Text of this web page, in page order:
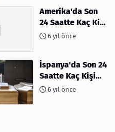
Amerika'da Son
24 Saatte Kaç Kişi
Öldü - 06 Nisan
6 yıl önce
İspanya'da Son 24
Saatte Kaç Kişi
Öldü6 yıl önce